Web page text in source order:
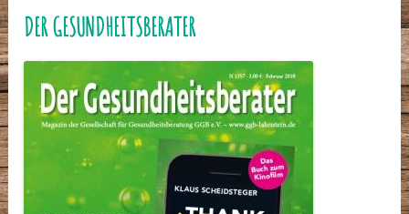
DER GESUNDHEITSBERATER